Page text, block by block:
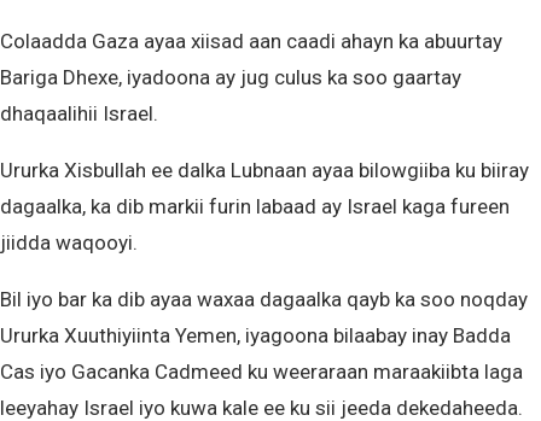
Colaadda Gaza ayaa xiisad aan caadi ahayn ka abuurtay
Bariga Dhexe, iyadoona ay jug culus ka soo gaartay
dhaqaalihii Israel.
Ururka Xisbullah ee dalka Lubnaan ayaa bilowgiiba ku biiray
dagaalka, ka dib markii furin labaad ay Israel kaga fureen
jiidda waqooyi.
Bil iyo bar ka dib ayaa waxaa dagaalka qayb ka soo noqday
Ururka Xuuthiyiinta Yemen, iyagoona bilaabay inay Badda
Cas iyo Gacanka Cadmeed ku weeraraan maraakiibta laga
leeyahay Israel iyo kuwa kale ee ku sii jeeda dekedaheeda.